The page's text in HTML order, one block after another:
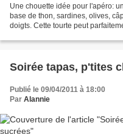
Une chouette idée pour l'apéro:
base de thon, sardines, olives,
doigts. Cette tourte peut
Soirée tapas, p'tites
Publié le 09/04/2011 à 18:00
Par Alannie